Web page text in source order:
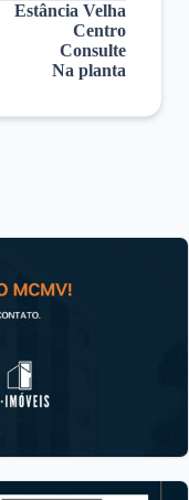
Estância Velha
Centro
Consulte
Na planta